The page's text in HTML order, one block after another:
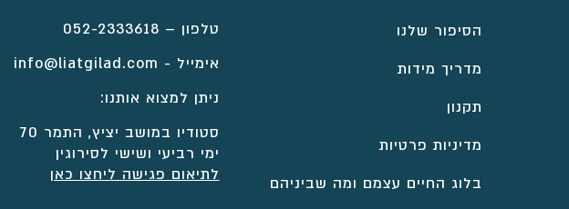
הסיפור שלנו
מדריך מידות
תקנון
מדיניות פרטיות
בלוג החיים עצמם ומה שביניהם
טלפון – 052-2333618
אימייל - info@liatgilad.com
ניתן למצוא אותנו:
סטודיו במושב יציץ, התמר 70
ימי רביעי ושישי לסירוגין
לתיאום פגישה ליחצו כאן